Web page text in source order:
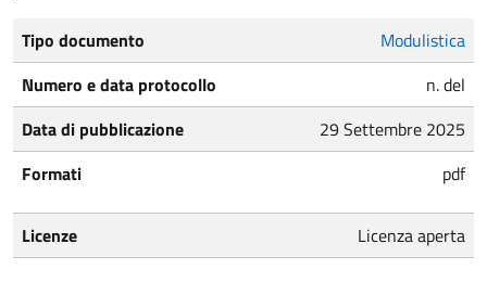
Tipo documento
Modulistica
Numero e data protocollo
n. del
Data di pubblicazione
29 Settembre 2025
Formati
pdf
Licenze Licenza aperta